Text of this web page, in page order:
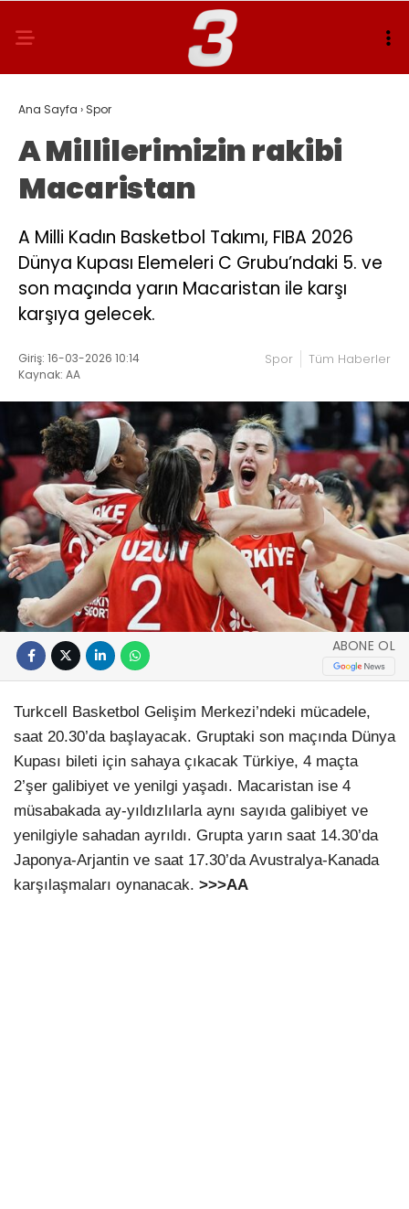
Ana Sayfa › Spor
A Millilerimizin rakibi
Macaristan
A Milli Kadın Basketbol Takımı, FIBA 2026
Dünya Kupası Elemeleri C Grubu’ndaki 5. ve
son maçında yarın Macaristan ile karşı
karşıya gelecek.
Giriş: 16-03-2026 10:14
Kaynak: AA
Spor Tüm Haberler
ABONE OL
Turkcell Basketbol Gelişim Merkezi’ndeki mücadele,
saat 20.30’da başlayacak. Gruptaki son maçında Dünya
Kupası bileti için sahaya çıkacak Türkiye, 4 maçta
2’şer galibiyet ve yenilgi yaşadı. Macaristan ise 4
müsabakada ay-yıldızlılarla aynı sayıda galibiyet ve
yenilgiyle sahadan ayrıldı. Grupta yarın saat 14.30’da
Japonya-Arjantin ve saat 17.30’da Avustralya-Kanada
karşılaşmaları oynanacak. >>>AA